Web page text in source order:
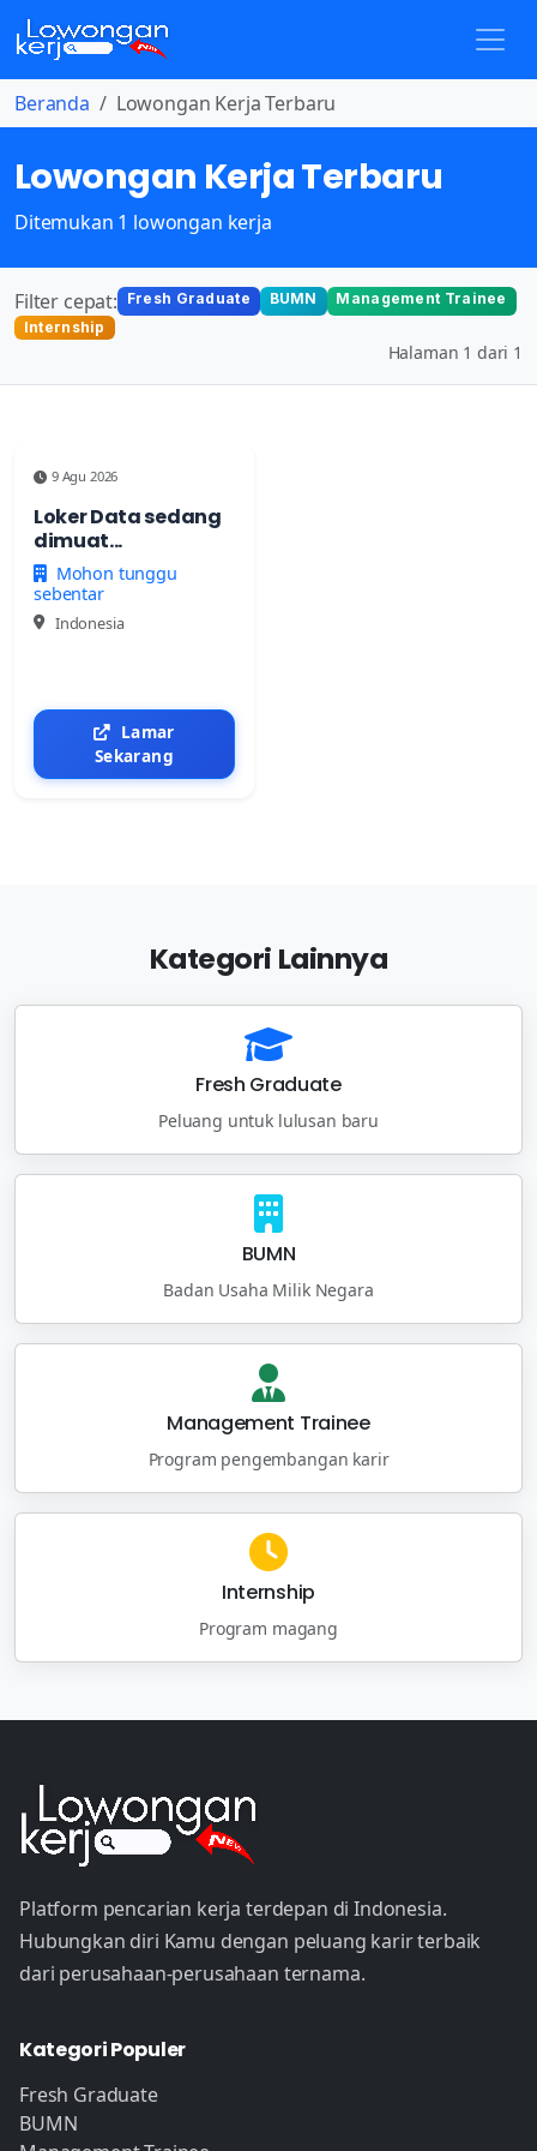
Beranda Lowongan Kerja Terbaru
Lowongan Kerja Terbaru
Ditemukan 1 lowongan kerja
Filter cepat: Fresh Graduate BUMN
Management Trainee
Internship
Halaman 1 dari 1
9 Agu 2026
Loker Data sedang
dimuat...
Mohon tunggu
sebentar
Indonesia
Lamar
Sekarang
Kategori Lainnya
Fresh Graduate
Peluang untuk lulusan baru
BUMN
Badan Usaha Milik Negara
Management Trainee
Program pengembangan karir
Internship
Program magang
Platform pencarian kerja terdepan di Indonesia.
Hubungkan diri Kamu dengan peluang karir terbaik
dari perusahaan-perusahaan ternama.
Kategori Populer
Fresh Graduate
BUMN